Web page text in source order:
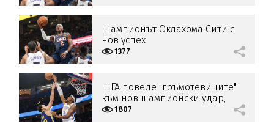
Шампионът Оклахома Сити с
нов успех
1377
ШГА поведе "гръмотевиците"
към нов шампионски удар,
Джаз премина границата от 15
1807